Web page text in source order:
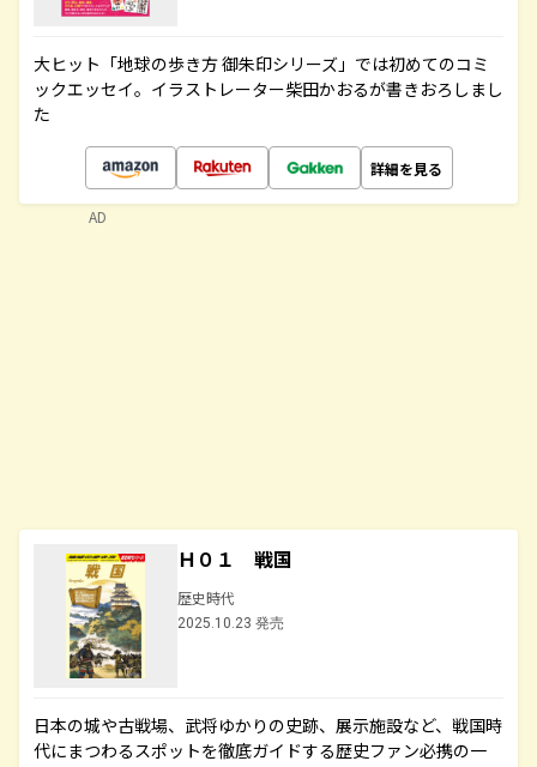
大ヒット「地球の歩き方 御朱印シリーズ」では初めてのコミ
ックエッセイ。イラストレーター柴田かおるが書きおろしまし
た
詳細を見る
Ｈ０１ 戦国
歴史時代
2025.10.23 発売
日本の城や古戦場、武将ゆかりの史跡、展示施設など、戦国時
代にまつわるスポットを徹底ガイドする歴史ファン必携の一
AD